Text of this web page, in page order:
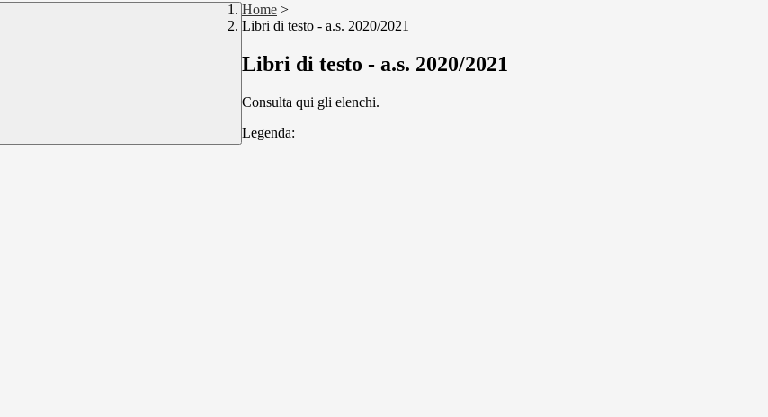
Home >
Libri di testo - a.s. 2020/2021
Libri di testo - a.s. 2020/2021
Consulta qui gli elenchi.
Legenda: